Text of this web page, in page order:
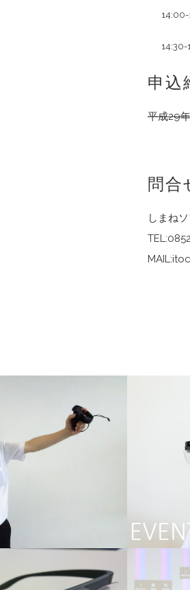
14:00-
14:30-
申込
平成29
問合
しまね